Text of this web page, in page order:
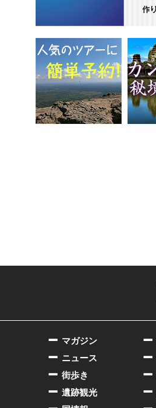
マガジン
ニュース
街歩き
遺跡観光